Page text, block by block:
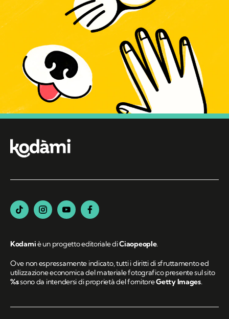
Kodamiè un progetto editoriale diCiaopeople.
Ove non espressamente indicato, tutti i diritti di sfruttamento ed
utilizzazione economica del materiale fotografico presente sul sito
%ssono da intendersi di proprietà del fornitoreGetty Images.